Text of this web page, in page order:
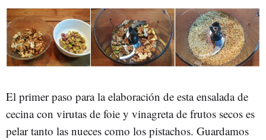
El primer paso para la elaboración de esta ensalada de
cecina con virutas de foie y vinagreta de frutos secos es
pelar tanto las nueces como los pistachos. Guardamos